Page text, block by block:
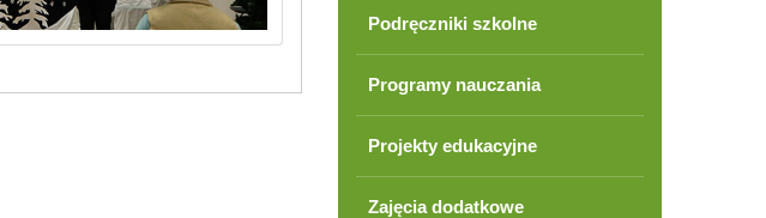
Podręczniki szkolne
Programy nauczania
Projekty edukacyjne
Zajęcia dodatkowe